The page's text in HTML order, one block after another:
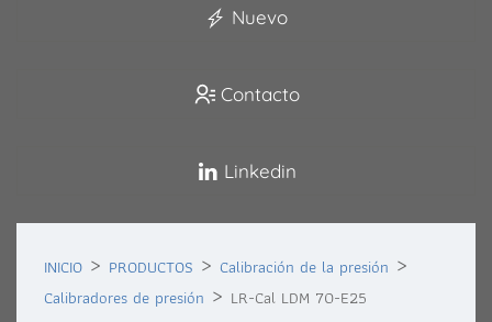
Nuevo
Contacto
Linkedin
INICIO PRODUCTOS
Calibración de la presión
Calibradores de presión
LR-Cal LDM 70-E25